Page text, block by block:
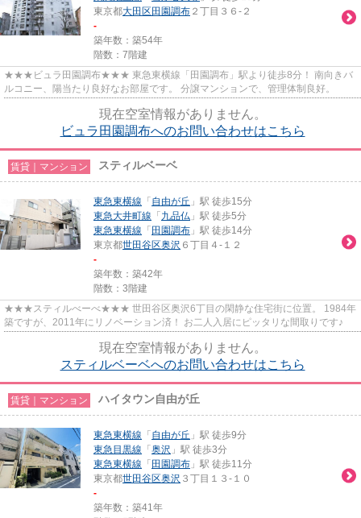
東京都大田区 田園調布 ２丁目３６-２
-
築年数：築54年
階数：7階建
★★★ビュラ田園調布★★★ 東急東横線「田園調布」駅より徒歩8分！ 南向きバ
ルコニー、陽当たり良好なお部屋です。 分譲マンションで、管理体制良好。
現在空室情報がありません。
ビュラ田園調布へのお問い合わせはこちら
賃貸｜マンション スティルベーベ
東急東横線 「 自由が丘 」駅 徒歩15分
東急大井町線 「 九品仏 」駅 徒歩5分
東急東横線 「 田園調布 」駅 徒歩14分
東京都世田谷区奥沢 ６丁目４-１２
-
築年数：築42年
階数：3階建
★★★スティルべーべ★★★ 世田谷区奥沢6丁目の閑静な住宅街に位置。 1984年
築ですが、2011年にリノベーション済！ お二人入居にピッタリな間取りです♪
現在空室情報がありません。
スティルベーベへのお問い合わせはこちら
賃貸｜マンション ハイタウン自由が丘
東急東横線 「 自由が丘 」駅 徒歩9分
東急目黒線 「 奥沢 」駅 徒歩3分
東急東横線 「 田園調布 」駅 徒歩11分
東京都世田谷区奥沢 ３丁目１３-１０
-
築年数：築41年